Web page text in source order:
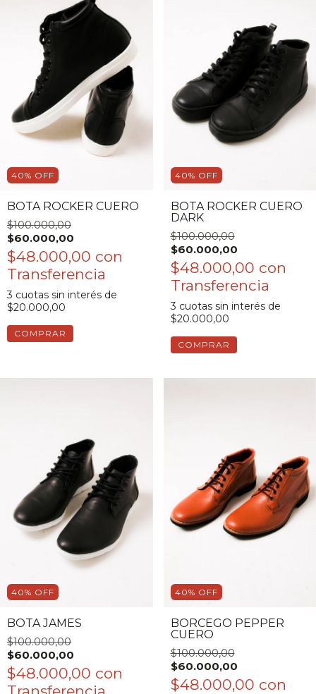
40% OFF
BOTA ROCKER CUERO
$100.000,00
$60.000,00
$48.000,00 con
3 cuotas sin interés de
$20.000,00
COMPRAR
40% OFF
BOTA ROCKER CUERO
DARK
$100.000,00
$60.000,00
$48.000,00 con
3 cuotas sin interés de
$20.000,00
COMPRAR
40% OFF
BOTA JAMES
$100.000,00
$60.000,00
$48.000,00 con
40% OFF
BORCEGO PEPPER
CUERO
$100.000,00
$60.000,00
$48.000,00 con